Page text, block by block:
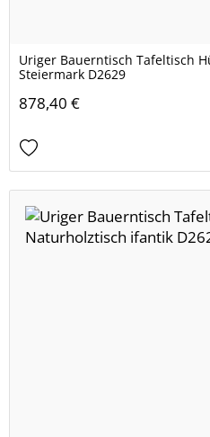
Uriger Bauerntisch Tafeltisch
Steiermark D2629
878,40 €